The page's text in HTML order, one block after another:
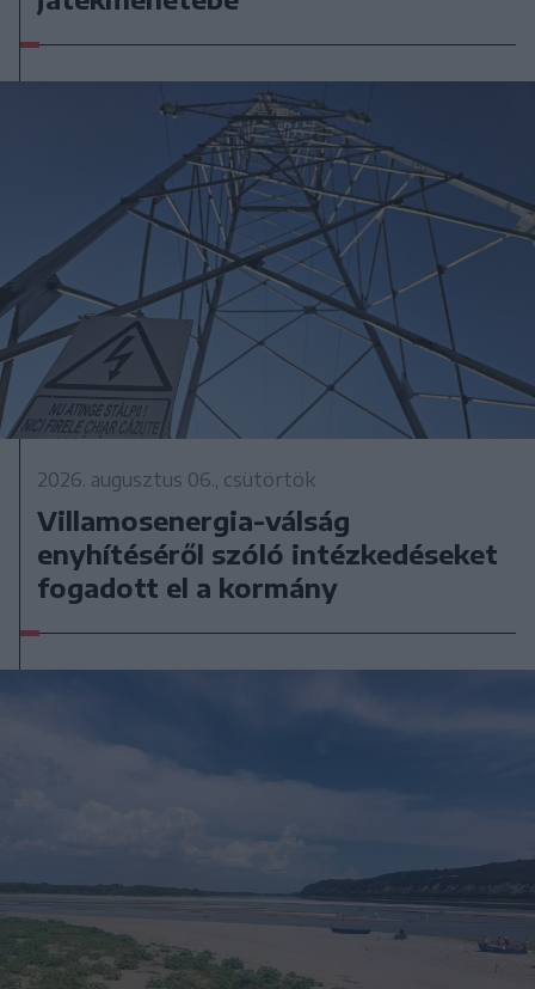
2026. augusztus 06., csütörtök
Villamosenergia-válság
enyhítéséről szóló intézkedéseket
fogadott el a kormány